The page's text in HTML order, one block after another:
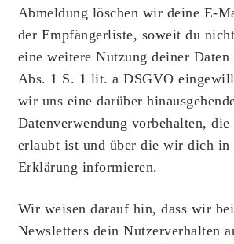
Abmeldung löschen wir deine E-
der Empfängerliste, soweit du
eine weitere Nutzung deiner
Abs. 1 S. 1 lit. a DSGVO
wir uns eine darüber
Datenverwendung vorbehalten, die
erlaubt ist und über die wir dich in
Erklärung informieren.
Wir weisen darauf hin, dass wir
Newsletters dein Nutzerverhalten